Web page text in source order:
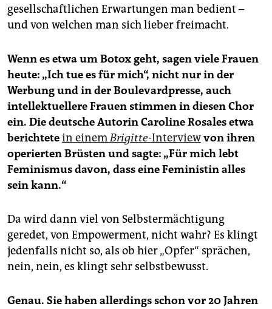
gesellschaftlichen Erwartungen man bedient –
und von welchen man sich lieber freimacht.
Wenn es etwa um Botox geht, sagen viele Frauen
heute: „Ich tue es für mich“, nicht nur in der
Werbung und in der Boulevardpresse, auch
intellektuellere Frauen stimmen in diesen Chor
ein. Die deutsche Autorin Caroline Rosales etwa
berichtetein einemBrigitte-Interviewvon ihren
operierten Brüsten und sagte: „Für mich lebt
Feminismus davon, dass eine Feministin alles
sein kann.“
Da wird dann viel von Selbstermächtigung
geredet, von Empowerment, nicht wahr? Es klingt
jedenfalls nicht so, als ob hier „Opfer“ sprächen,
nein, nein, es klingt sehr selbstbewusst.
Genau. Sie haben allerdings schon vor 20 Jahren